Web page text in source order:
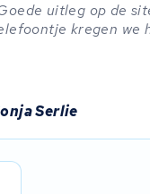
uitleg op de
kregen we
Serlie